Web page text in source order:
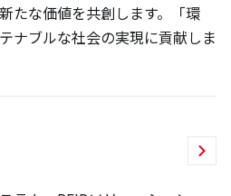
たな価値を共創します。「環
ナブルな社会の実現に貢献しま